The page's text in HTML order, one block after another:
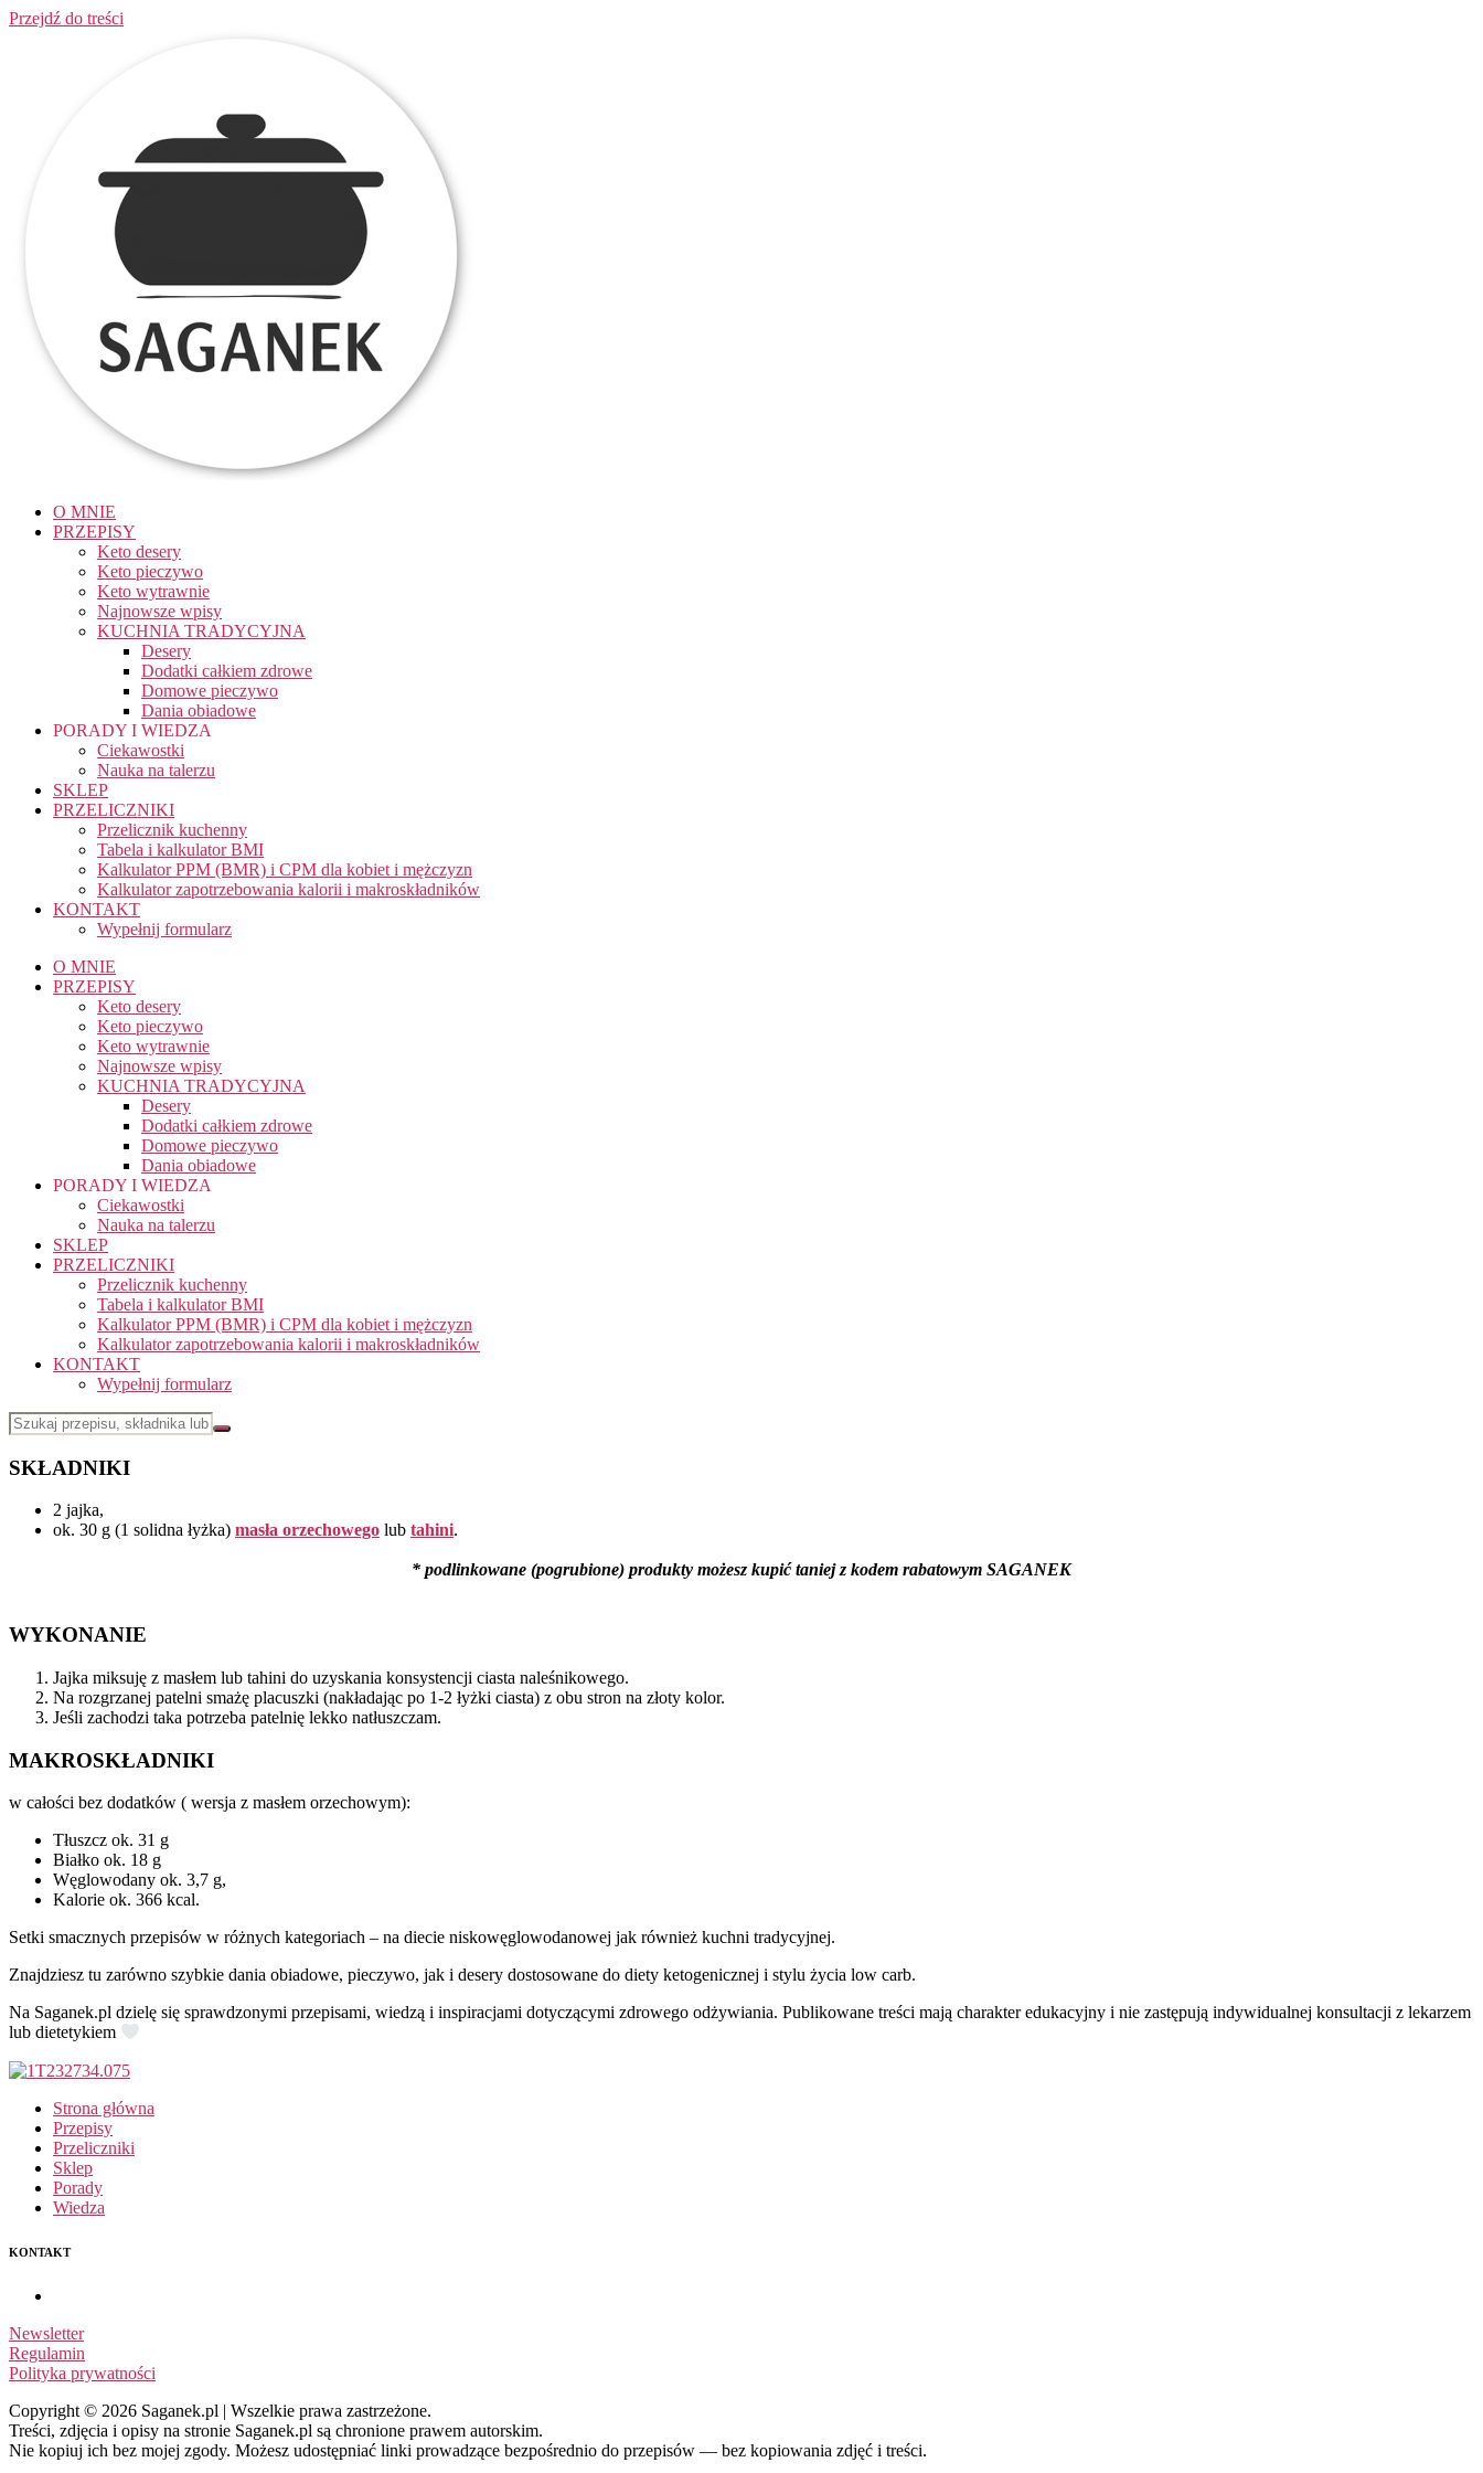
Przejdź do treści
O MNIE
PRZEPISY
Keto desery
Keto pieczywo
Keto wytrawnie
Najnowsze wpisy
KUCHNIA TRADYCYJNA
Desery
Dodatki całkiem zdrowe
Domowe pieczywo
Dania obiadowe
PORADY I WIEDZA
Ciekawostki
Nauka na talerzu
SKLEP
PRZELICZNIKI
Przelicznik kuchenny
Tabela i kalkulator BMI
Kalkulator PPM (BMR) i CPM dla kobiet i mężczyzn
Kalkulator zapotrzebowania kalorii i makroskładników
KONTAKT
Wypełnij formularz
O MNIE
PRZEPISY
Keto desery
Keto pieczywo
Keto wytrawnie
Najnowsze wpisy
KUCHNIA TRADYCYJNA
Desery
Dodatki całkiem zdrowe
Domowe pieczywo
Dania obiadowe
PORADY I WIEDZA
Ciekawostki
Nauka na talerzu
SKLEP
PRZELICZNIKI
Przelicznik kuchenny
Tabela i kalkulator BMI
Kalkulator PPM (BMR) i CPM dla kobiet i mężczyzn
Kalkulator zapotrzebowania kalorii i makroskładników
KONTAKT
Wypełnij formularz
SKŁADNIKI
2 jajka,
ok. 30 g (1 solidna łyżka) masła orzechowego lub tahini.
* podlinkowane (pogrubione) produkty możesz kupić taniej z kodem rabatowym SAGANEK
WYKONANIE
Jajka miksuję z masłem lub tahini do uzyskania konsystencji ciasta naleśnikowego.
Na rozgrzanej patelni smażę placuszki (nakładając po 1-2 łyżki ciasta) z obu stron na złoty kolor.
Jeśli zachodzi taka potrzeba patelnię lekko natłuszczam.
MAKROSKŁADNIKI
w całości bez dodatków ( wersja z masłem orzechowym):
Tłuszcz ok. 31 g
Białko ok. 18 g
Węglowodany ok. 3,7 g,
Kalorie ok. 366 kcal.
Setki smacznych przepisów w różnych kategoriach – na diecie niskowęglowodanowej jak również kuchni tradycyjnej.
Znajdziesz tu zarówno szybkie dania obiadowe, pieczywo, jak i desery dostosowane do diety ketogenicznej i stylu życia low carb.
Na Saganek.pl dzielę się sprawdzonymi przepisami, wiedzą i inspiracjami dotyczącymi zdrowego odżywiania. Publikowane treści mają charakter edukacyjny i nie zastępują indywidualnej konsultacji z lekarzem
lub dietetykiem
Strona główna
Przepisy
Przeliczniki
Sklep
Porady
Wiedza
KONTAKT
Newsletter
Regulamin
Polityka prywatności
Copyright © 2026 Saganek.pl | Wszelkie prawa zastrzeżone.
Treści, zdjęcia i opisy na stronie Saganek.pl są chronione prawem autorskim.
Nie kopiuj ich bez mojej zgody. Możesz udostępniać linki prowadzące bezpośrednio do przepisów — bez kopiowania zdjęć i treści.